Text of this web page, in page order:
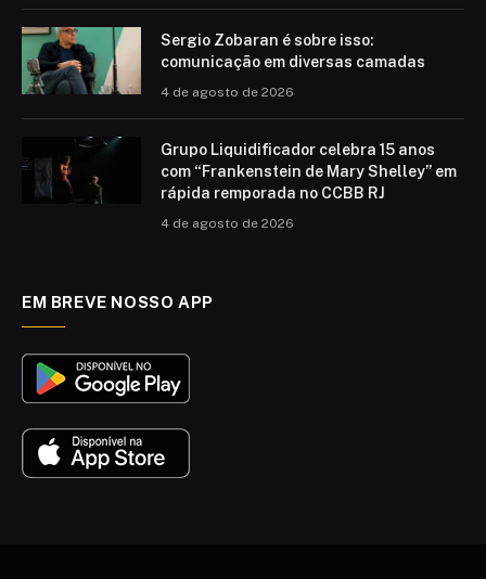
Sergio Zobaran é sobre isso:
comunicação em diversas camadas
4 de agosto de 2026
Grupo Liquidificador celebra 15 anos
com “Frankenstein de Mary Shelley” em
rápida remporada no CCBB RJ
4 de agosto de 2026
EM BREVE NOSSO APP